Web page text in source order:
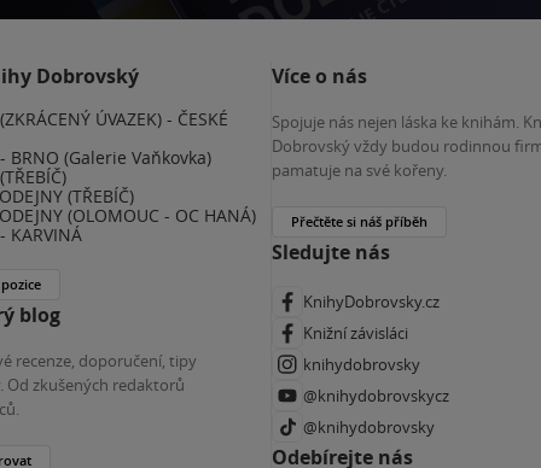
Dobrovský
ÚVAZEK) - ČESKÉ
BRNO (Galerie Vaňkovka)
(TŘEBÍČ)
(OLOMOUC - OC HANÁ)
KARVINÁ
blog
recenze, doporučení, tipy
Od zkušených redaktorů
Více o nás
Spojuje nás nejen láska ke knihám.
Dobrovský vždy budou rodinnou
pamatuje na své kořeny.
Přečtěte si náš příběh
Sledujte nás
KnihyDobrovsky.cz
Knižní závisláci
knihydobrovsky
@knihydobrovskycz
@knihydobrovsky
Odebírejte nás